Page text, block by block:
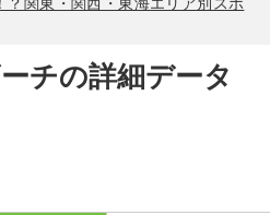
チの詳細データ